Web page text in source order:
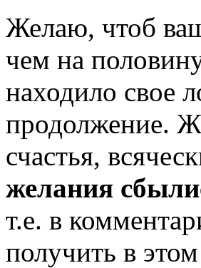
Желаю, чтоб
чем на
находило свое
продолжение.
счастья,
желания
т.е. в
получить в этом